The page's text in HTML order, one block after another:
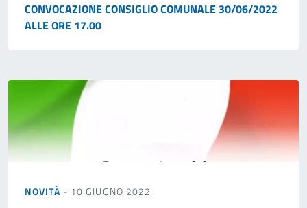
CONVOCAZIONE CONSIGLIO COMUNALE 30/06/2022
ALLE ORE 17.00
NOVITÀ - 10 GIUGNO 2022